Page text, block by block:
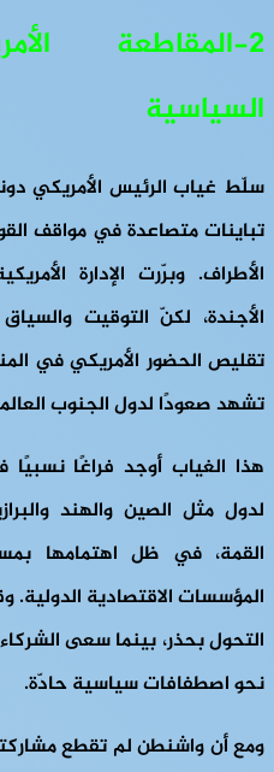
2-المقاطعة
السياسية
سلّط غياب الرئيس الأمريكي
تباينات متصاعدة في مواقف
الأطراف. وبرّرت الإدارة
الأجندة، لكنّ التوقيت
تقليص الحضور الأمريكي في
تشهد صعودًا لدول الجنوب
هذا الغياب أوجد فراغًا
لدول مثل الصين والهند
القمة، في ظل اهتمامها
المؤسسات الاقتصادية الدولية.
التحول بحذر، بينما سعى
نحو اصطفافات سياسية حادّة.
ومع أن واشنطن لم تقطع